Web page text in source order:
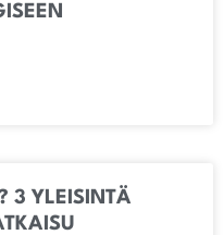
3 YLEISINTÄ